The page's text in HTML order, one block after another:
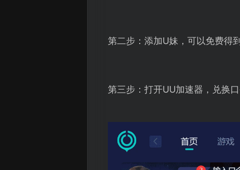
第二步：添加U妹，可以免费得
第三步：打开UU加速器，兑换